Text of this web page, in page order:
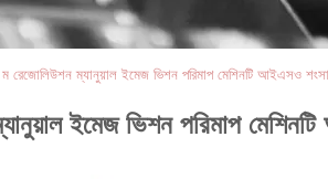
রেজোলিউশন ম্যানুয়াল ইমেজ ভিশন পরিমাপ মেশিনটি আইএসও
ইমেজ ভিশন পরিমাপ